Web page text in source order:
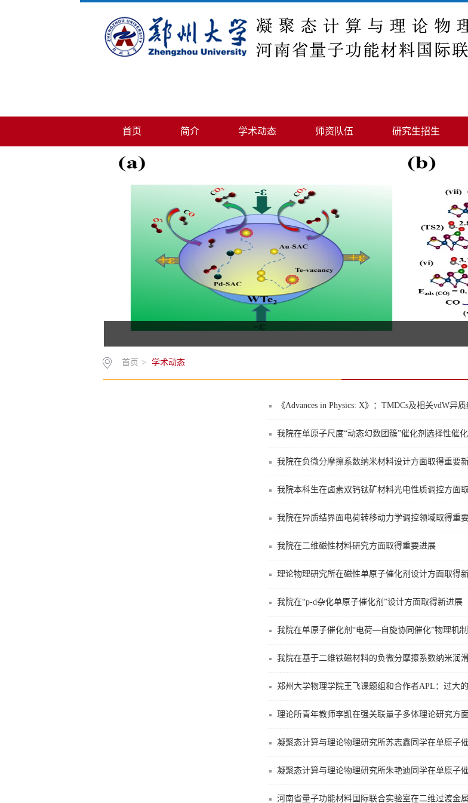
首页 简介 学术动态 师资队伍 研究生招生
首页 > 学术动态
《Advances in Physics: X》：TMDCs及相关vdW异
我院在单原子尺度“动态幻数团簇”催化剂选择性催
我院在负微分摩擦系数纳米材料设计方面取得重要
我院本科生在卤素双钙钛矿材料光电性质调控方面
我院在异质结界面电荷转移动力学调控领域取得重
我院在二维磁性材料研究方面取得重要进展
理论物理研究所在磁性单原子催化剂设计方面取得
我院在“p-d杂化单原子催化剂”设计方面取得新进展
我院在单原子催化剂“电荷—自旋协同催化”物理机
我院在基于二维铁磁材料的负微分摩擦系数纳米润
郑州大学物理学院王飞课题组和合作者APL：过大
理论所青年教师李凯在强关联量子多体理论研究方
凝聚态计算与理论物理研究所苏志鑫同学在单原子
凝聚态计算与理论物理研究所朱艳迪同学在单原子
河南省量子功能材料国际联合实验室在二维过渡金